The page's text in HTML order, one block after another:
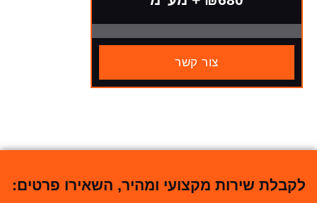
צור קשר
לקבלת שירות מקצועי ומהיר, השאירו פרטים: